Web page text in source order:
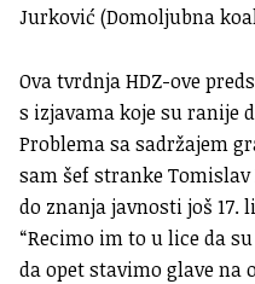
Jurković (Domoljubna
Ova tvrdnja HDZ-ove
s izjavama koje su ranije
Problema sa sadržajem
sam šef stranke
do znanja javnosti još 17.
“Recimo im to u lice da
da opet stavimo glave na